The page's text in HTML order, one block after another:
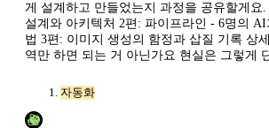
게 설계하고 만들었는지 과정을 공유할게요.
설계와 아키텍처 2편: 파이프라인 - 6명의
법 3편: 이미지 생성의 함정과 삽질 기록 상
역만 하면 되는 거 아닌가요 현실은 그렇게
자동화